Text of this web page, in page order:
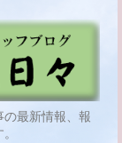
の最新情報、報